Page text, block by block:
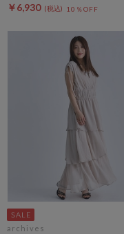
￥6,930 10％OFF
archives